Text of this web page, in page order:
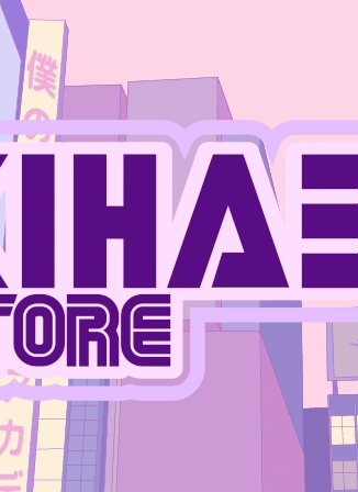
CO POTŘEBUJETE NAJÍT?
HLEDAT
DOPORUČUJEME
KAISEN - MEGUMI FUSHIGURO